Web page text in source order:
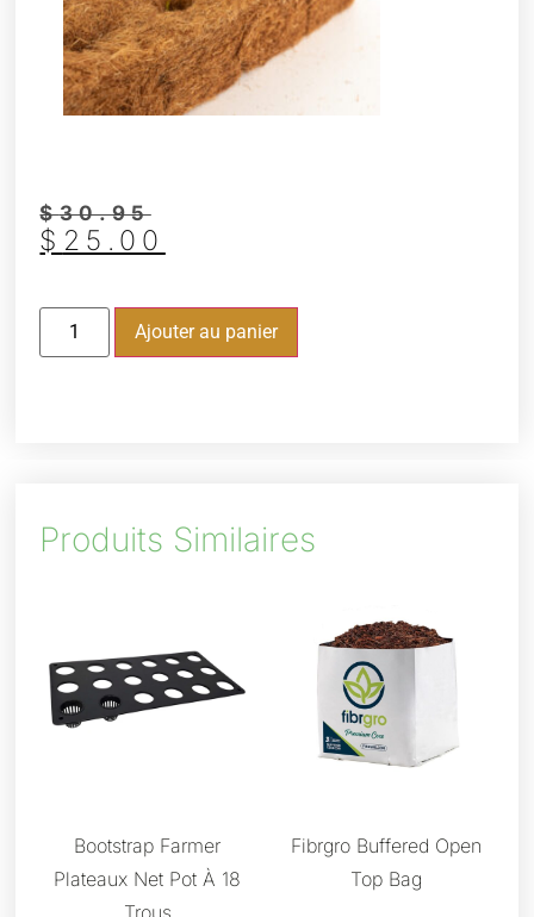
$30.95
$ 25.00
Ajouter au panier
Produits Similaires
Bootstrap Farmer
Plateaux Net Pot À 18
Fibrgro Buffered Open
Top Bag